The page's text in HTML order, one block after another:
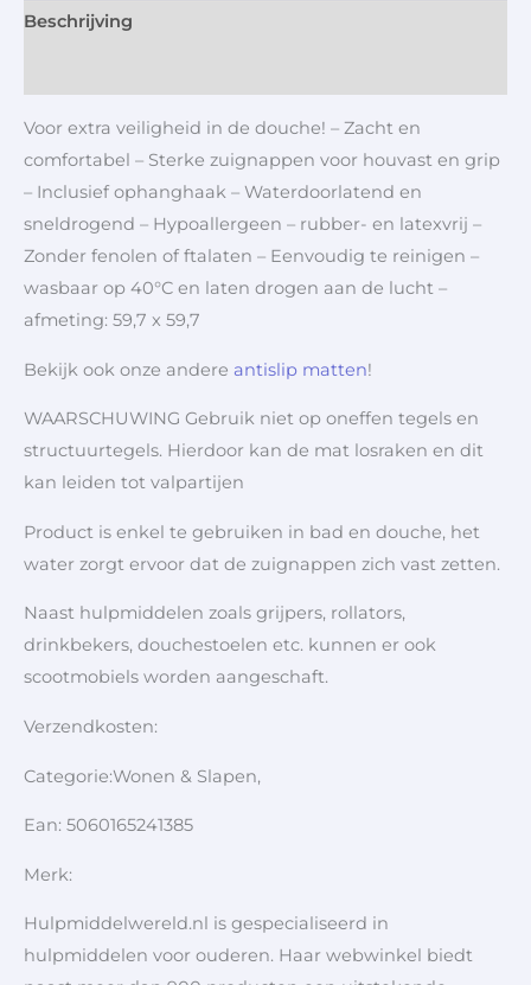
Beschrijving
Voor extra veiligheid in de douche! – Zacht en
comfortabel – Sterke zuignappen voor houvast en grip
– Inclusief ophanghaak – Waterdoorlatend en
sneldrogend – Hypoallergeen – rubber- en latexvrij –
Zonder fenolen of ftalaten – Eenvoudig te reinigen –
wasbaar op 40°C en laten drogen aan de lucht –
afmeting: 59,7 x 59,7
Bekijk ook onze andere antislip matten!
WAARSCHUWING Gebruik niet op oneffen tegels en
structuurtegels. Hierdoor kan de mat losraken en dit
kan leiden tot valpartijen
Product is enkel te gebruiken in bad en douche, het
water zorgt ervoor dat de zuignappen zich vast zetten.
Naast hulpmiddelen zoals grijpers, rollators,
drinkbekers, douchestoelen etc. kunnen er ook
scootmobiels worden aangeschaft.
Verzendkosten:
Categorie:Wonen & Slapen,
Ean: 5060165241385
Merk:
Hulpmiddelwereld.nl is gespecialiseerd in
hulpmiddelen voor ouderen. Haar webwinkel biedt